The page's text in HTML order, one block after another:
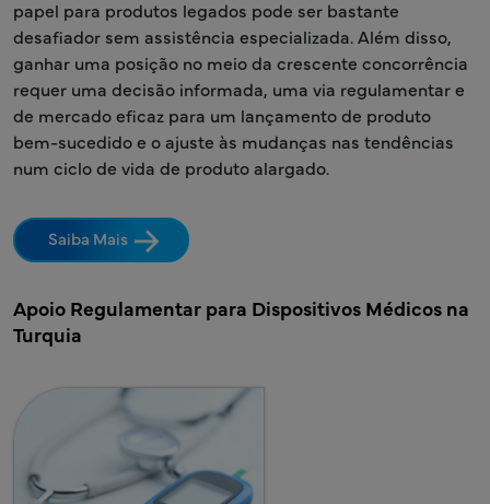
papel para produtos legados pode ser bastante
desafiador sem assistência especializada. Além disso,
ganhar uma posição no meio da crescente concorrência
requer uma decisão informada, uma via regulamentar e
de mercado eficaz para um lançamento de produto
bem-sucedido e o ajuste às mudanças nas tendências
num ciclo de vida de produto alargado.
Saiba Mais
Apoio Regulamentar para Dispositivos Médicos na
Turquia